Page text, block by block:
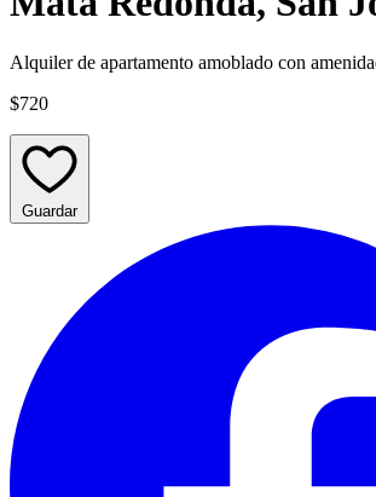
Alquiler de apartamento amoblado con
$720
Guardar